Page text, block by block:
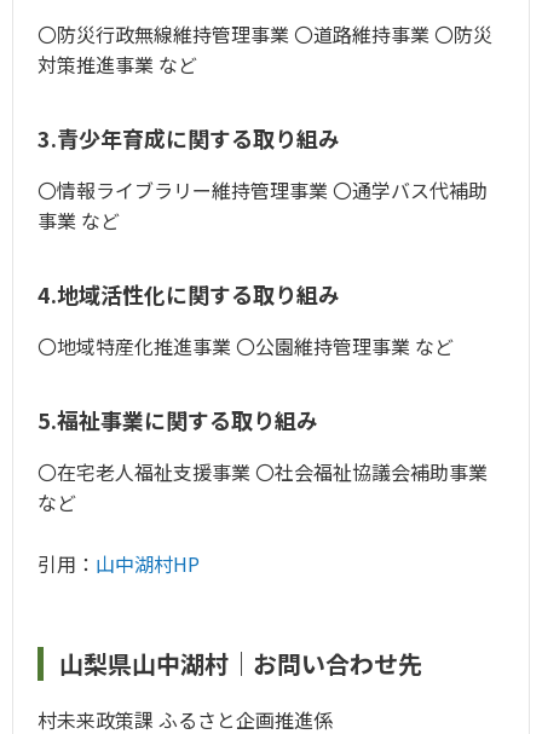
〇防災行政無線維持管理事業 〇道路維持事業 〇防災
対策推進事業 など
3.青少年育成に関する取り組み
〇情報ライブラリー維持管理事業 〇通学バス代補助
事業 など
4.地域活性化に関する取り組み
〇地域特産化推進事業 〇公園維持管理事業 など
5.福祉事業に関する取り組み
〇在宅老人福祉支援事業 〇社会福祉協議会補助事業
など
引用： 山中湖村HP
山梨県山中湖村｜お問い合わせ先
村未来政策課 ふるさと企画推進係